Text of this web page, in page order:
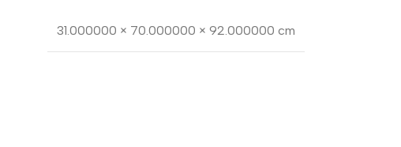
31.000000 × 70.000000 × 92.000000 cm